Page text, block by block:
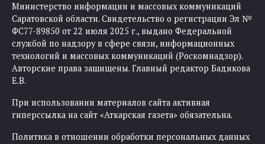
Министерство информации и массовых коммуникаций
Саратовской области. Свидетельство о регистрации Эл №
ФС77-89850 от 22 июля 2025 г., выдано Федеральной
службой по надзору в сфере связи, информационных
технологий и массовых коммуникаций (Роскомнадзор).
Авторские права защищены. Главный редактор Бадикова
Е.В.
При использовании материалов сайта активная
гиперссылка на сайт «Аткарская газета» обязательна.
Политика в отношении обработки персональных данных